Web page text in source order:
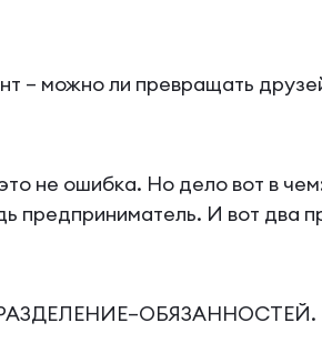
– можно ли превращать
не ошибка. Но дело вот в
предприниматель. И вот два